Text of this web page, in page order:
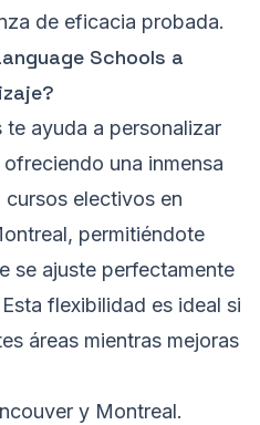
de eficacia probada.
Schools a
te ayuda a personalizar
una inmensa
electivos en
permitiéndote
se ajuste perfectamente
flexibilidad es ideal si
áreas mientras mejoras
y Montreal.